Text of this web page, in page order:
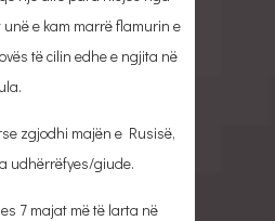
e kam marrë flamurin e
të cilin edhe e ngjita në
zgjodhi majën e Rusisë,
udhërrëfyes/giude.
7 majat më të larta në